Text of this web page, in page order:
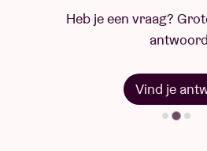
Heb je een vraag? Grote
antwoord
Vind je